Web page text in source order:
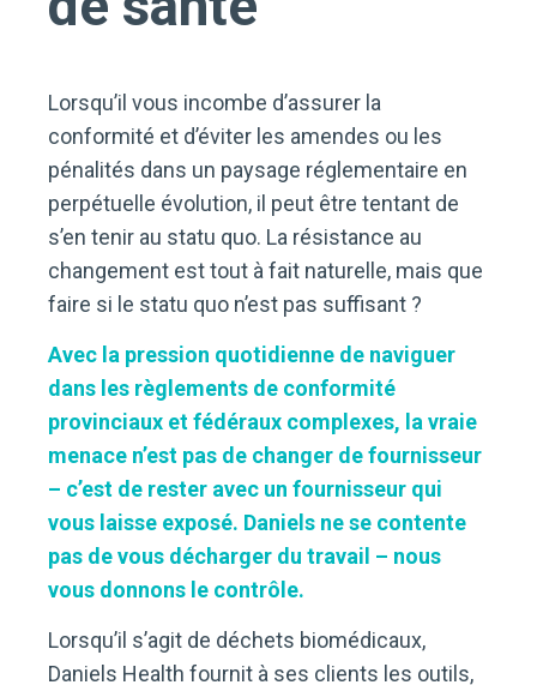
Lorsqu’il vous incombe d’assurer la
conformité et d’éviter les amendes ou les
pénalités dans un paysage réglementaire en
perpétuelle évolution, il peut être tentant de
s’en tenir au statu quo. La résistance au
changement est tout à fait naturelle, mais que
faire si le statu quo n’est pas suffisant ?
Avec la pression quotidienne de naviguer
dans les règlements de conformité
provinciaux et fédéraux complexes, la vraie
menace n’est pas de changer de fournisseur
– c’est de rester avec un fournisseur qui
vous laisse exposé. Daniels ne se contente
pas de vous décharger du travail – nous
vous donnons le contrôle.
Lorsqu’il s’agit de déchets biomédicaux,
Daniels Health fournit à ses clients les outils,